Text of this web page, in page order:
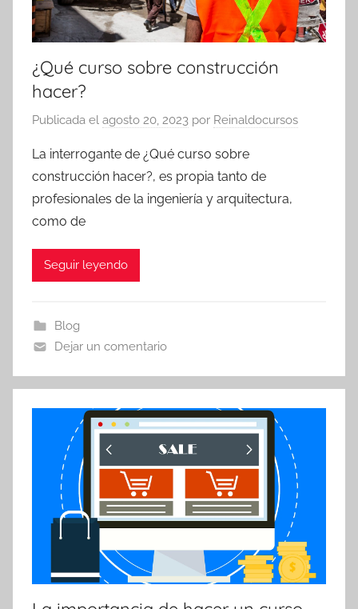
¿Qué curso sobre construcción
hacer?
Publicada el agosto 20, 2023 por Reinaldocursos
La interrogante de ¿Qué curso sobre
construcción hacer?, es propia tanto de
profesionales de la ingeniería y arquitectura,
como de
Seguir leyendo
Blog
Dejar un comentario